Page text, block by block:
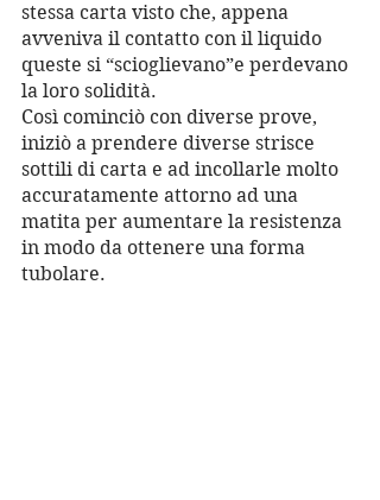
stessa carta visto che, appena
avveniva il contatto con il liquido
queste si “scioglievano”e perdevano
la loro solidità.
Così cominciò con diverse prove,
iniziò a prendere diverse strisce
sottili di carta e ad incollarle molto
accuratamente attorno ad una
matita per aumentare la resistenza
in modo da ottenere una forma
tubolare.